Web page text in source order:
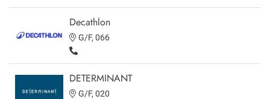
Decathlon
G/F, 066
DETERMINANT
G/F, 020